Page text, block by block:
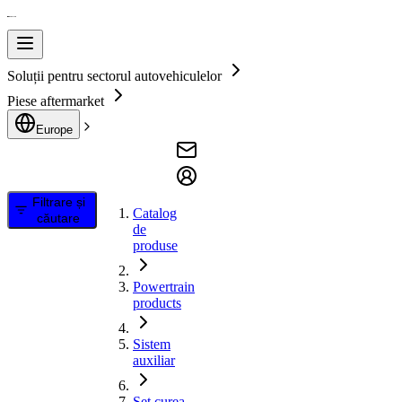
Soluții pentru sectorul autovehiculelor
Piese aftermarket
Europe
Filtrare și
căutare
Catalog
de
produse
Powertrain
products
Sistem
auxiliar